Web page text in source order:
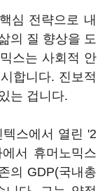
심 전략으로 내
의 질 향상을 도
스는 사회적 안
합니다. 진보적
는 겁니다.
스에서 열린 '2
서 휴머노믹스
의 GDP(국내총